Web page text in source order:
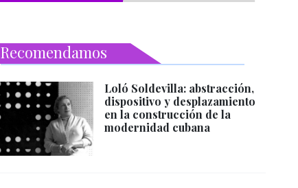
Recomendamos
Loló Soldevilla: abstracción,
dispositivo y desplazamiento
en la construcción de la
modernidad cubana